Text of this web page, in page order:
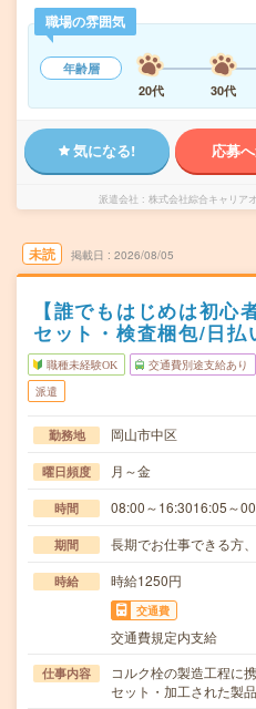
職場の雰囲気
年齢層
20代
30代
気になる! 応募
派遣会社 株式会社綜合キャリア
未読 掲載日 2026/08/05
【誰でもはじめは初心
セット・検査梱包/日払
職種未経験OK 交通費別途支給あり
派遣
勤務地 岡山市中区
曜日頻度 月～金
時間 08:00～16:3016:05～
期間 長期でお仕事できる方
時給 時給1250円
交通費
交通費規定内支給
仕事内容
コルク栓の製造工程に
セット・加工された製